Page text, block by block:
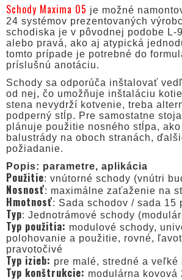
Schody Maxima 05 je možné
24 systémov prezentovaných
schodiska je v pôvodnej podobe L-
alebo pravá, ako aj atypická
tomto prípade je potrebné do
príslušnú anotáciu.
Schody sa odporúča inštalovať
od nej, čo umožňuje inštaláciu
stena nevydrží kotvenie, treba
podperný stĺp. Pre samostatne
plánuje použitie nosného stĺpa,
balustrády na oboch stranách,
požiadanie.
Popis: parametre, aplikácia
Použitie: vnútorné schody (vnútri
Nosnosť: maximálne zaťaženie na
Hmotnosť: Sada schodov / sada 15
Typ: Jednotrámové schody
Typ použitia: modulové schody,
polohovanie a použitie, rovné,
pravotočivé
Typ izieb: pre malé, stredné a veľké
Typ konštrukcie: modulárna kovová